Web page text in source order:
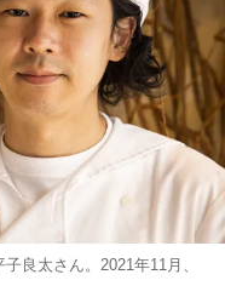
良太さん。2021年11月、